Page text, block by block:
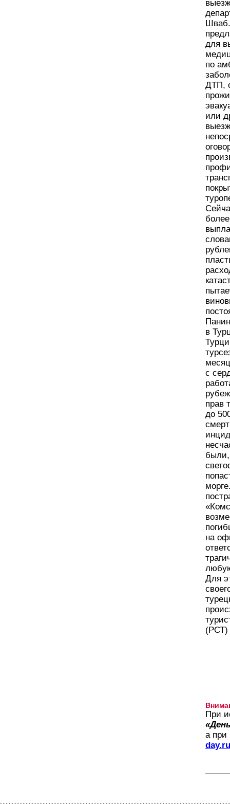
для
по
ДТП,
или
в
с
прав
до
были,
на
Для
(РСТ)
При
а при
day.ru